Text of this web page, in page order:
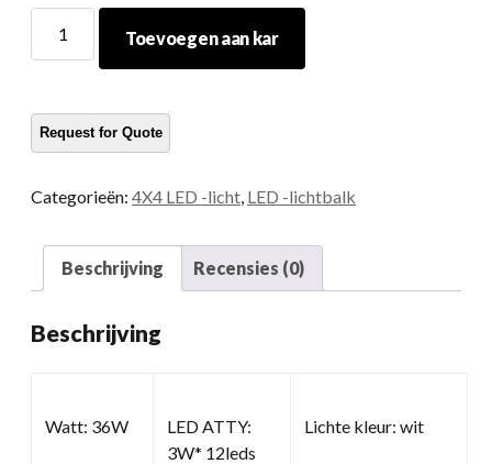
Road
Bar
hoeveelheid
Toevoegen aan kar
Categorieën: 4X4 LED -licht LED -lichtbalk
Beschrijving Recensies (0)
Beschrijving
Watt: 36W
LED ATTY:
3W* 12leds
Lichte kleur: wit